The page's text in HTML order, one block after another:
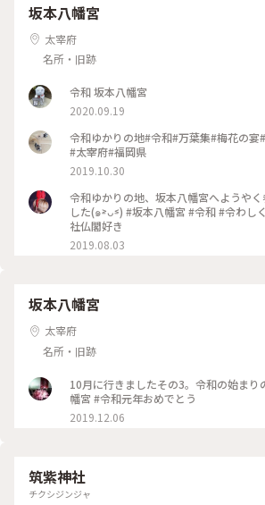
坂本八幡宮
太宰府
名所・旧跡
令和 坂本八幡宮
2020.09.19
令和ゆかりの地#令和#万葉集#梅花の宴
#太宰府#福岡県
2019.10.30
令和ゆかりの地、坂本八幡宮へようやく
した(๑˃̵ᴗ˂̵) #坂本八幡宮 #令和 #令わしく和やかに #御朱印 #神
社仏閣好き
2019.08.03
坂本八幡宮
太宰府
名所・旧跡
10月に行きましたその3。令和の始まり
幡宮 #令和元年おめでとう
2019.12.06
筑紫神社
チクシジンジャ